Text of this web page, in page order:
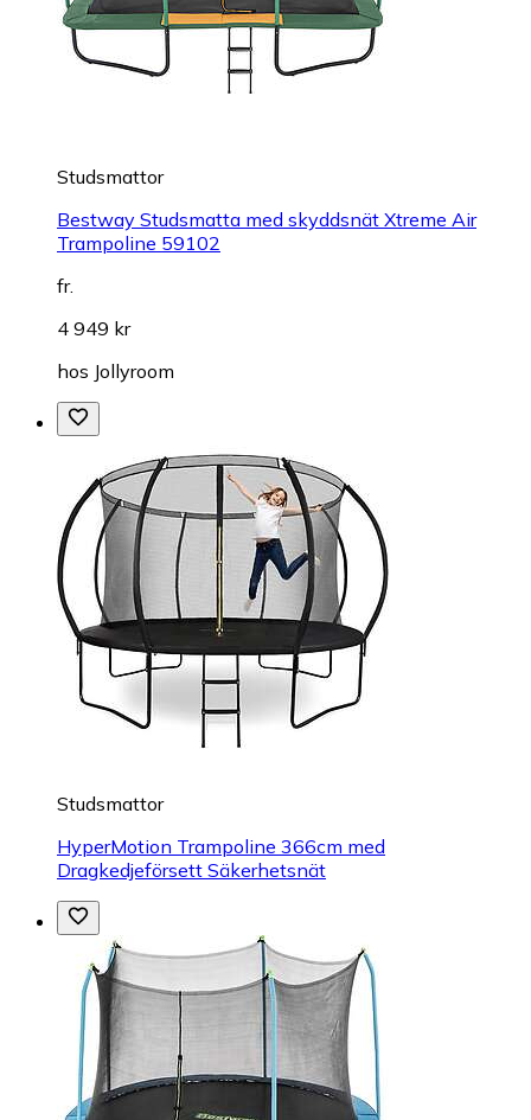
Studsmattor
Bestway Studsmatta med skyddsnät Xtreme Air
Trampoline 59102
fr.
4 949 kr
hos Jollyroom
Studsmattor
HyperMotion Trampoline 366cm med
Dragkedjeförsett Säkerhetsnät